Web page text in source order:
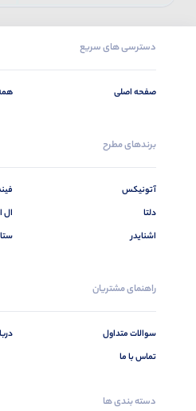
دسترسی های سریع
صفحه اصلی
برندهای مطرح
آتونیکس
دلتا
اشنایدر
راهنمای مشتریان
سوالات متداول
تماس با ما
دسته بندی ها